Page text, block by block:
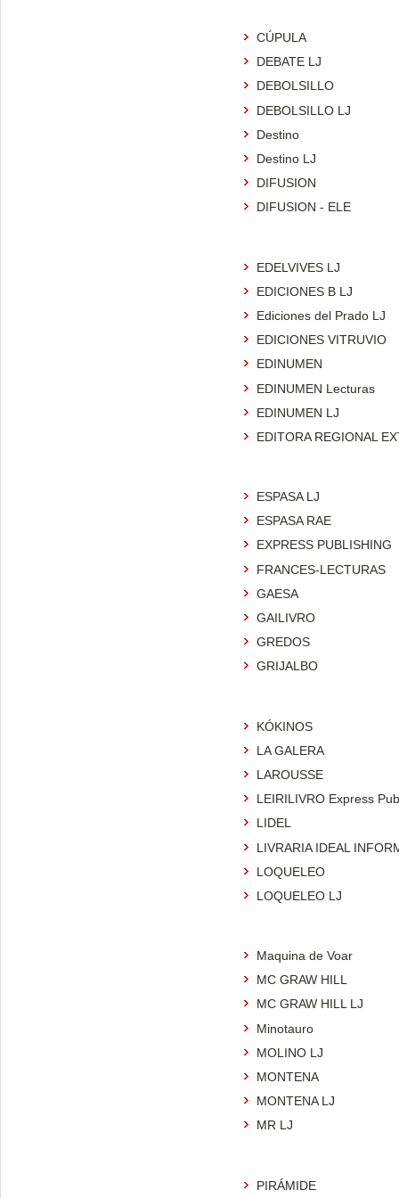
CÚPULA
DEBATE LJ
DEBOLSILLO
DEBOLSILLO LJ
Destino
Destino LJ
DIFUSION
DIFUSION - ELE
EDELVIVES LJ
EDICIONES B LJ
Ediciones del Prado LJ
EDICIONES VITRUVIO
EDINUMEN
EDINUMEN Lecturas
EDINUMEN LJ
EDITORA REGIONAL
ESPASA LJ
ESPASA RAE
EXPRESS PUBLISHING
FRANCES-LECTURAS
GAESA
GAILIVRO
GREDOS
GRIJALBO
KÓKINOS
LA GALERA
LAROUSSE
LEIRILIVRO Express
LIDEL
LIVRARIA IDEAL
LOQUELEO
LOQUELEO LJ
Maquina de Voar
MC GRAW HILL
MC GRAW HILL LJ
Minotauro
MOLINO LJ
MONTENA
MONTENA LJ
MR LJ
PIRÁMIDE